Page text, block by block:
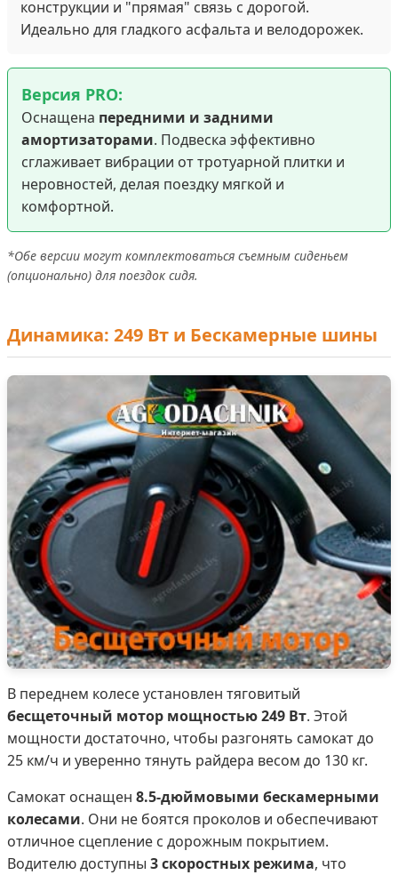
конструкции и "прямая" связь с дорогой.
Идеально для гладкого асфальта и велодорожек.
Версия PRO:
Оснащена передними и задними
амортизаторами. Подвеска эффективно
сглаживает вибрации от тротуарной плитки и
неровностей, делая поездку мягкой и
комфортной.
*Обе версии могут комплектоваться съемным сиденьем
(опционально) для поездок сидя.
Динамика: 249 Вт и Бескамерные шины
В переднем колесе установлен тяговитый
бесщеточный мотор мощностью 249 Вт. Этой
мощности достаточно, чтобы разгонять самокат до
25 км/ч и уверенно тянуть райдера весом до 130 кг.
Самокат оснащен 8.5-дюймовыми бескамерными
колесами. Они не боятся проколов и обеспечивают
отличное сцепление с дорожным покрытием.
Водителю доступны 3 скоростных режима, что